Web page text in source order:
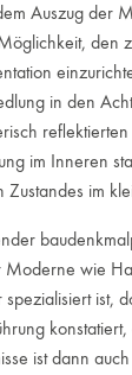
Auszug der
den
in den
im Inneren
Zustandes im
wie
ist,
ist dann